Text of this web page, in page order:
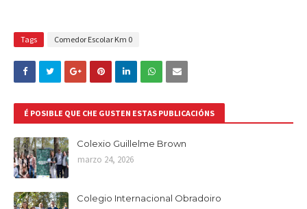
Tags Comedor Escolar Km 0
É POSIBLE QUE CHE GUSTEN ESTAS PUBLICACIÓNS
Colexio Guillelme Brown
marzo 24, 2026
Colegio Internacional Obradoiro